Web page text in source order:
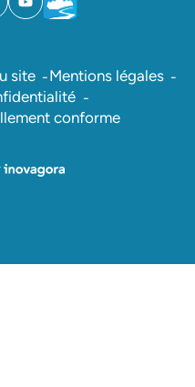
un nouvel onglet)
dans un nouvel onglet)
dans un nouvel onglet)
YouTube
(ouverture dans un nouvel
Météo
(ouverture dans un
site
Mentions légales
conforme
Inovagora (ouverture dans un